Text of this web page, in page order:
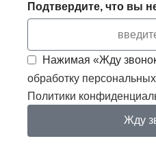
Подтвердите, что вы
Нажимая «Жду
обработку
Политики
Жду